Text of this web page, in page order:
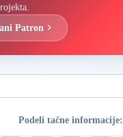
Patron
Podeli tačne informacije: